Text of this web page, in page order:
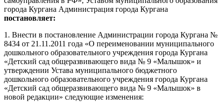
города Кургана Администрация города Кургана
постановляет:
1. Внести в постановление Администрации города Кургана №
8434 от 21.11.2011 года «О переименовании муниципального
дошкольного образовательного учреждения города Кургана
«Детский сад общеразвивающего вида № 9 «Малышок» и
утверждении Устава муниципального бюджетного
дошкольного образовательного учреждения города Кургана
«Детский сад общеразвивающего вида № 9 «Малышок» в
новой редакции» следующие изменения: